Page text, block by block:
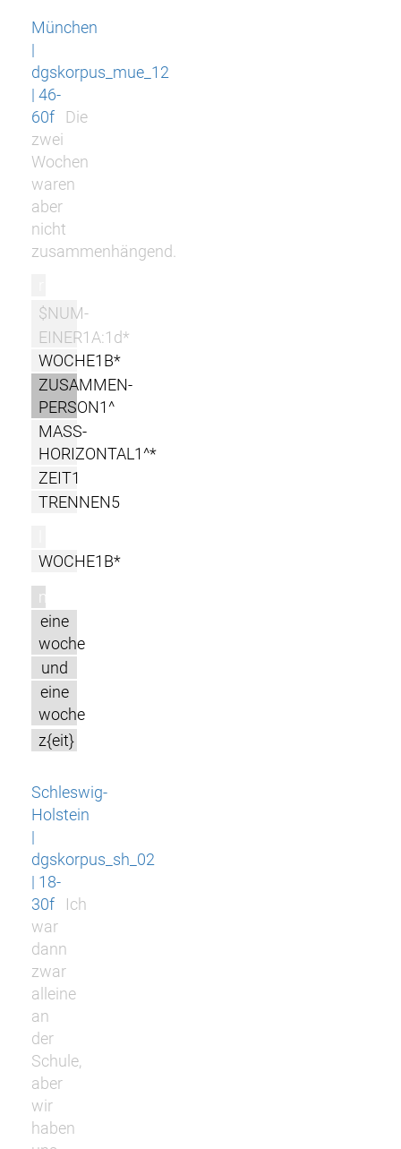
München
|
dgskorpus_mue_12
| 46-
60f
Die
zwei
Wochen
waren
aber
nicht
zusammenhängend.
$NUM-
EINER1A:1d*
WOCHE1B*
ZUSAMMEN-
PERSON1^
MASS-
HORIZONTAL1^*
ZEIT1
TRENNEN5
WOCHE1B*
m
eine
woche
und
eine
woche
z{eit}
Schleswig-
Holstein
|
dgskorpus_sh_02
| 18-
30f
Ich
war
dann
zwar
alleine
an
der
Schule,
aber
wir
haben